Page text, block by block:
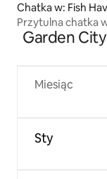
Chatka w: Fish
Przytulna chatka
Garden
Miesiąc
Sty